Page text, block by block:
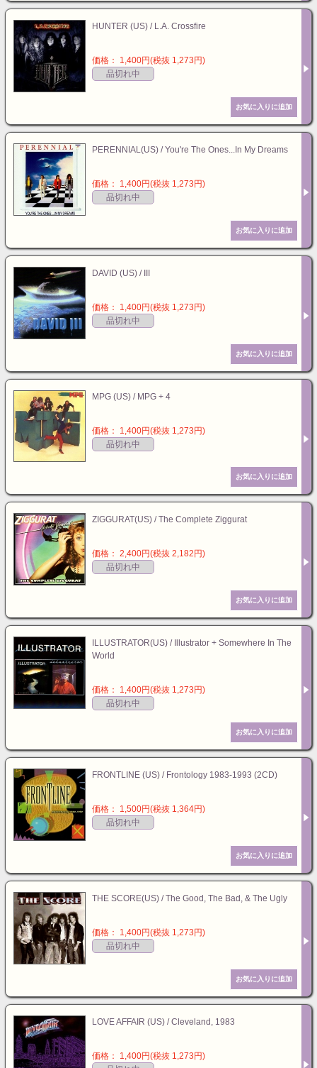
HUNTER (US) / L.A. Crossfire
価格： 1,400円(税抜 1,273円)
品切れ中
PERENNIAL(US) / You're The Ones...In My Dreams
価格： 1,400円(税抜 1,273円)
品切れ中
DAVID (US) / III
価格： 1,400円(税抜 1,273円)
品切れ中
MPG (US) / MPG + 4
価格： 1,400円(税抜 1,273円)
品切れ中
ZIGGURAT(US) / The Complete Ziggurat
価格： 2,400円(税抜 2,182円)
品切れ中
ILLUSTRATOR(US) / Illustrator + Somewhere In The
World
価格： 1,400円(税抜 1,273円)
品切れ中
FRONTLINE (US) / Frontology 1983-1993 (2CD)
価格： 1,500円(税抜 1,364円)
品切れ中
THE SCORE(US) / The Good, The Bad, & The Ugly
価格： 1,400円(税抜 1,273円)
品切れ中
LOVE AFFAIR (US) / Cleveland, 1983
価格： 1,400円(税抜 1,273円)